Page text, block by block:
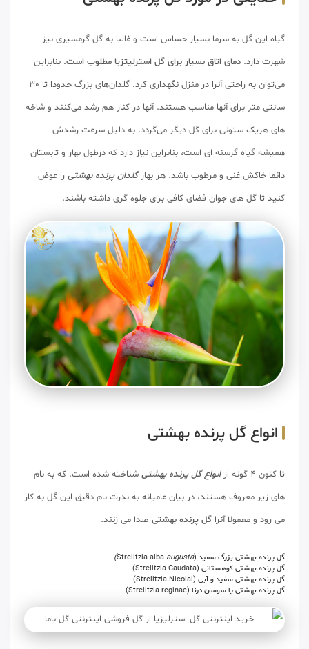
گیاه این گل به سرما بسیار حساس است و غالبا به گل گرمسیری نیز
شهرت دارد. دمای اتاق بسیار برای گل استرلیتزیا مطلوب است. بنابراین
می‌توان به راحتی آنرا در منزل نگهداری کرد. گلدان‌های بزرگ حدودا تا 30
سانتی متر برای آنها مناسب هستند. آنها در کنار هم رشد می‌کنند و شاخه
های هریک ستونی برای گل دیگر می‌گردد. به دلیل سرعت رشدش
همیشه گیاه گرسنه ای است، بنابراین نیاز دارد که درطول بهار و تابستان
دائما خاکش غنی و مرطوب باشد. هر بهارگلدان پرنده بهشتی را عوض
کنید تا گل های جوان فضای کافی برای جلوه گری داشته باشند.
انواع گل پرنده بهشتی
تا کنون 4 گونه از انواع گل پرنده بهشتی شناخته شده است. که به نام
های زیر معروف هستند، در بیان عامیانه به ندرت نام دقیق این گل به کار
می رود و معمولا آنرا گل پرنده بهشتی صدا می زنند.
گل پرنده‌ بهشتی بزرگ سفید (Strelitzia alba
augusta)
گل پرنده بهشتی کوهستانی (Strelitzia Caudata)
گل پرنده بهشتی سفید و آبی (Strelitzia Nicolai)
گل پرنده بهشتی یا سوسن درنا (Strelitzia reginae)